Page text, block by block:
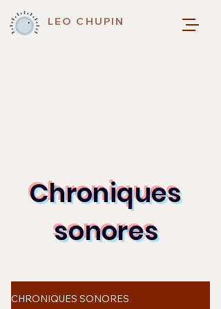
LEO CHUPIN
Chroniques
sonores
CHRONIQUES SONORES